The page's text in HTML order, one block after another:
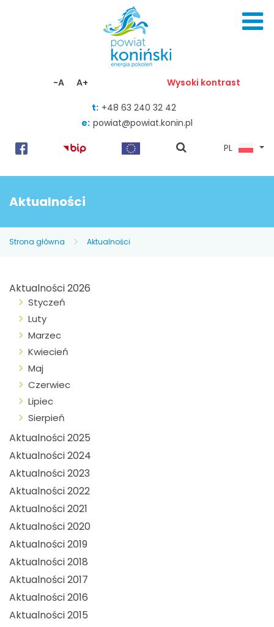
-A A+ Wysoki kontrast
t: +48 63 240 32 42
e: powiat@powiat.konin.pl
pokaż
PL
Aktualności
Strona główna Aktualności
Aktualności 2026
Styczeń
Luty
Marzec
Kwiecień
Maj
Czerwiec
Lipiec
Sierpień
Aktualności 2025
Aktualności 2024
Aktualności 2023
Aktualności 2022
Aktualności 2021
Aktualności 2020
Aktualności 2019
Aktualności 2018
Aktualności 2017
Aktualności 2016
Aktualności 2015